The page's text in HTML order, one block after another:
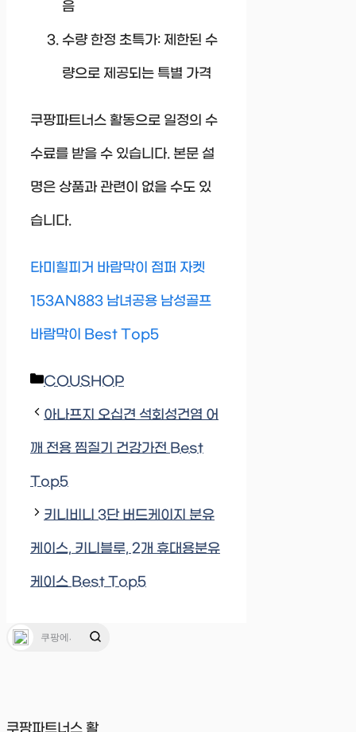
음
수량 한정 초특가: 제한된 수
량으로 제공되는 특별 가격
쿠팡파트너스 활동으로 일정의 수
수료를 받을 수 있습니다. 본문 설
명은 상품과 관련이 없을 수도 있
습니다.
타미힐피거 바람막이 점퍼 자켓
153AN883 남녀공용 남성골프
바람막이 Best Top5
Categories
COUSHOP
아나프지 오십견 석회성건염 어
깨 전용 찜질기 건강가전 Best
Top5
키니비니 3단 버드케이지 분유
케이스, 키니블루, 2개 휴대용분유
케이스 Best Top5
쿠팡파트너스 활